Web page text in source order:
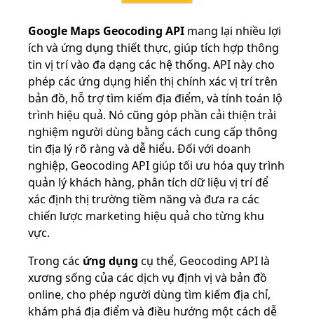
Google Maps Geocoding API mang lại nhiều lợi
ích và ứng dụng thiết thực, giúp tích hợp thông
tin vị trí vào đa dạng các hệ thống. API này cho
phép các ứng dụng hiển thị chính xác vị trí trên
bản đồ, hỗ trợ tìm kiếm địa điểm, và tính toán lộ
trình hiệu quả. Nó cũng góp phần cải thiện trải
nghiệm người dùng bằng cách cung cấp thông
tin địa lý rõ ràng và dễ hiểu. Đối với doanh
nghiệp, Geocoding API giúp tối ưu hóa quy trình
quản lý khách hàng, phân tích dữ liệu vị trí để
xác định thị trường tiềm năng và đưa ra các
chiến lược marketing hiệu quả cho từng khu
vực.
Trong các ứng dụng cụ thể, Geocoding API là
xương sống của các dịch vụ định vị và bản đồ
online, cho phép người dùng tìm kiếm địa chỉ,
khám phá địa điểm và điều hướng một cách dễ